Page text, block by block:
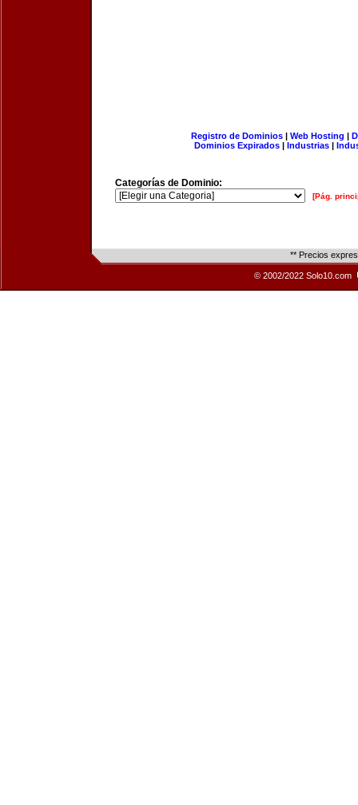
Registro de Dominios| Web Hosting |
Dominios Expirados | Industrias |
Categorías de Dominio:
[Pág.
** Precios
© 2002/2022 Solo10.com